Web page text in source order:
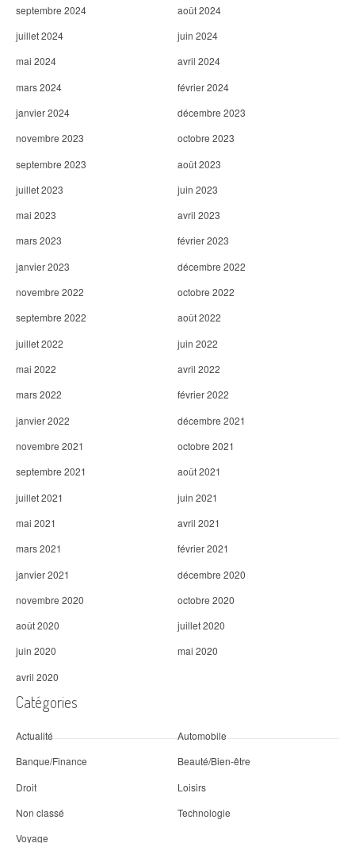
septembre 2024
août 2024
juillet 2024
juin 2024
mai 2024
avril 2024
mars 2024
février 2024
janvier 2024
décembre 2023
novembre 2023
octobre 2023
septembre 2023
août 2023
juillet 2023
juin 2023
mai 2023
avril 2023
mars 2023
février 2023
janvier 2023
décembre 2022
novembre 2022
octobre 2022
septembre 2022
août 2022
juillet 2022
juin 2022
mai 2022
avril 2022
mars 2022
février 2022
janvier 2022
décembre 2021
novembre 2021
octobre 2021
septembre 2021
août 2021
juillet 2021
juin 2021
mai 2021
avril 2021
mars 2021
février 2021
janvier 2021
décembre 2020
novembre 2020
octobre 2020
août 2020
juillet 2020
juin 2020
mai 2020
avril 2020
Catégories
Actualité
Automobile
Banque/Finance
Beauté/Bien-être
Droit
Loisirs
Non classé
Technologie
Voyage